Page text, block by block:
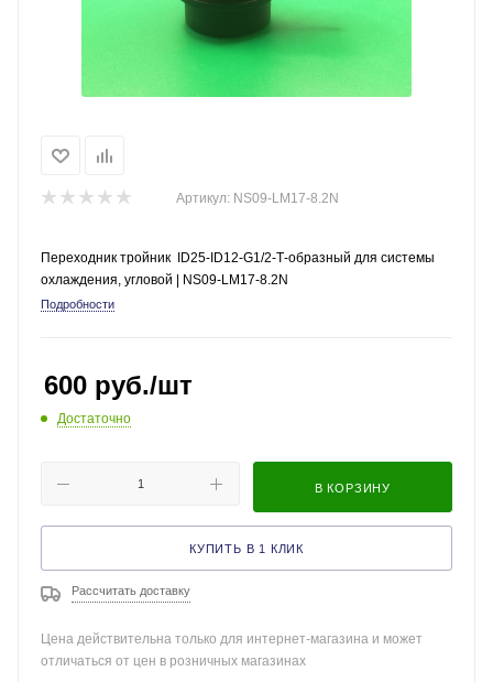
Артикул: NS09-LM17-8.2N
Переходник тройник ID25-ID12-G1/2-Т-образный для системы
охлаждения, угловой | NS09-LM17-8.2N
Подробности
600 руб./шт
Достаточно
В КОРЗИНУ
КУПИТЬ В 1 КЛИК
Рассчитать доставку
Цена действительна только для интернет-магазина и может
отличаться от цен в розничных магазинах